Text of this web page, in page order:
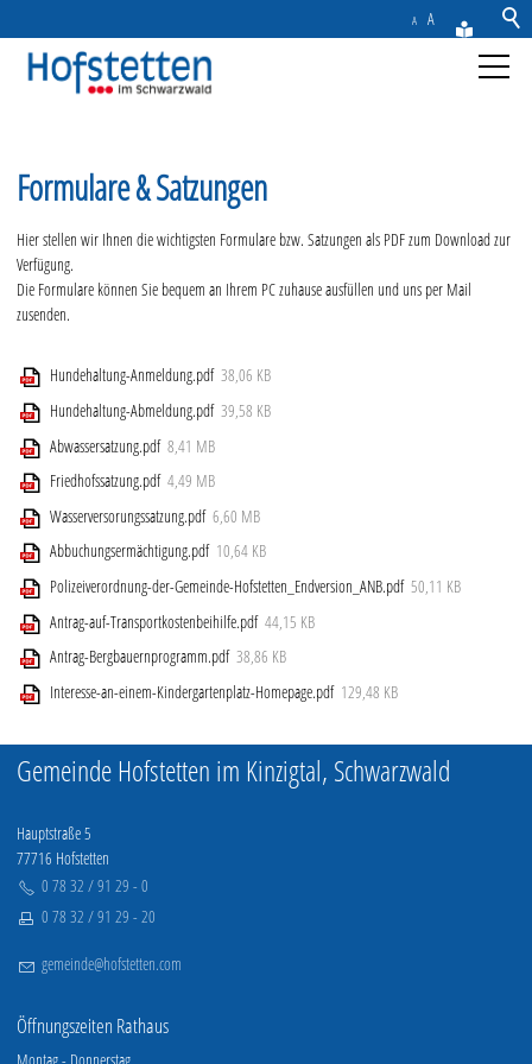
A A
Gemeinde
Rathaus & Service
Ansprechpartner
Formulare & Satzungen
Bauen in Hofstetten
Aktuelle Ausschreibung
Freizeit & Tourismus
Wirtschaft
Formulare & Satzungen
Hier stellen wir Ihnen die wichtigsten Formulare bzw. Satzungen als PDF zum Download zur
Verfügung.
Die Formulare können Sie bequem an Ihrem PC zuhause ausfüllen und uns per Mail
zusenden.
Hundehaltung-Anmeldung.pdf 38,06 KB
Hundehaltung-Abmeldung.pdf 39,58 KB
Abwassersatzung.pdf 8,41 MB
Friedhofssatzung.pdf 4,49 MB
Wasserversorungssatzung.pdf 6,60 MB
Abbuchungsermächtigung.pdf 10,64 KB
Polizeiverordnung-der-Gemeinde-Hofstetten_Endversion_ANB.pdf 50,11 KB
Antrag-auf-Transportkostenbeihilfe.pdf 44,15 KB
Antrag-Bergbauernprogramm.pdf 38,86 KB
Interesse-an-einem-Kindergartenplatz-Homepage.pdf 129,48 KB
Gemeinde Hofstetten im Kinzigtal, Schwarzwald
Hauptstraße 5
77716 Hofstetten
0 78 32 / 91 29 - 0
0 78 32 / 91 29 - 20
g m nd h fst tt n c m
Öffnungszeiten Rathaus